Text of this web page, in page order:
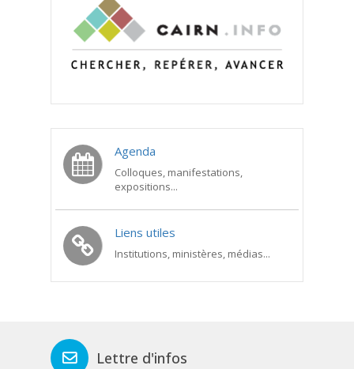
Agenda
Colloques, manifestations,
expositions...
Liens utiles
Institutions, ministères, médias...
Lettre d'infos